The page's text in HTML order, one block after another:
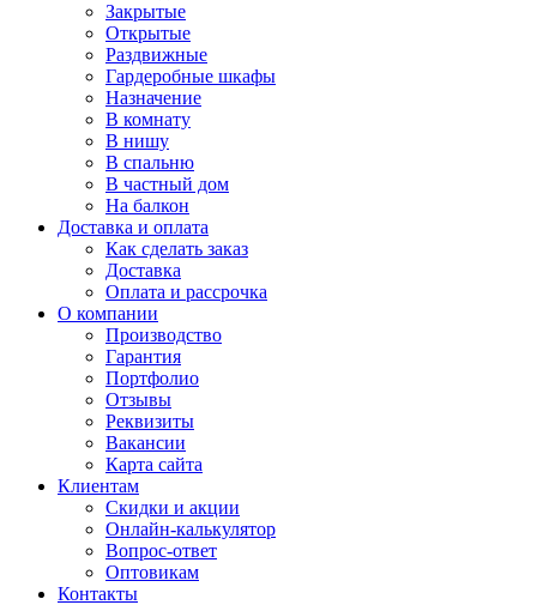
Закрытые
Открытые
Раздвижные
Гардеробные шкафы
Назначение
В комнату
В нишу
В спальню
В частный дом
На балкон
Доставка и оплата
Как сделать заказ
Доставка
Оплата и рассрочка
О компании
Производство
Гарантия
Портфолио
Отзывы
Реквизиты
Вакансии
Карта сайта
Клиентам
Скидки и акции
Онлайн-калькулятор
Вопрос-ответ
Оптовикам
Контакты